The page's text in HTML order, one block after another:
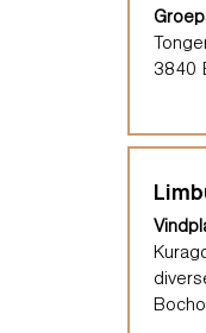
3840